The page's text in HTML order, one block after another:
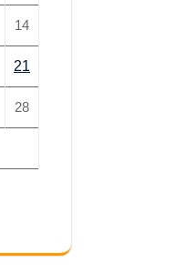
14
21
28